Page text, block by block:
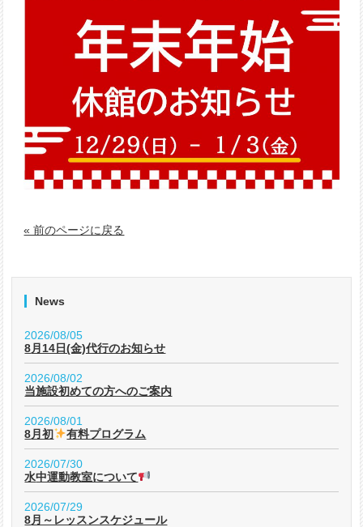
« 前のページに戻る
News
2026/08/05
8月14日(金)代行のお知らせ
2026/08/02
当施設初めての方へのご案内
2026/08/01
8月初
有料プログラム
2026/07/30
水中運動教室について
2026/07/29
8月～レッスンスケジュール